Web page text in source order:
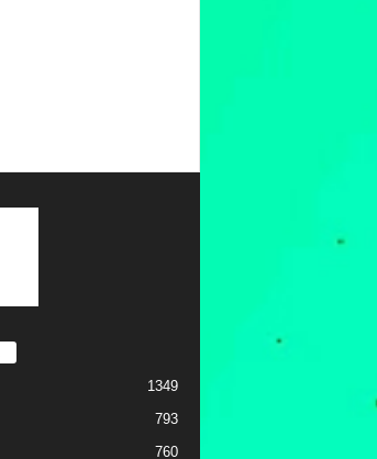
1349
793
760